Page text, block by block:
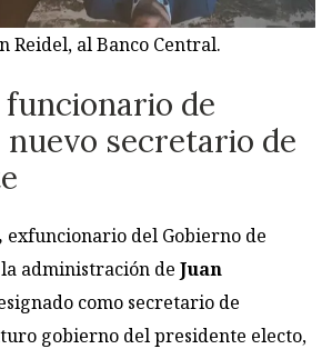
Reidel, al Banco Central.
funcionario de
secretario de
exfuncionario del Gobierno de
administración de Juan
como secretario de
gobierno del presidente electo,